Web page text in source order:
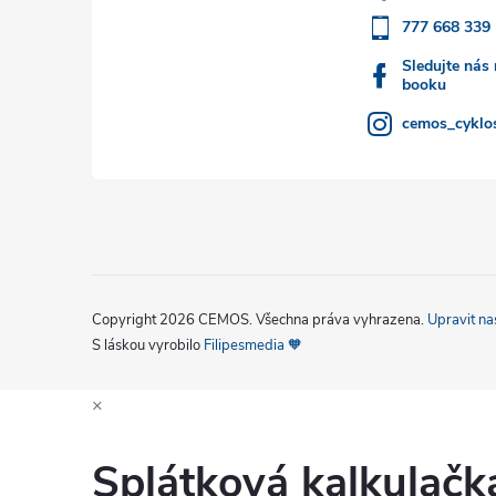
777 668 339
Sledujte nás
booku
Copyright 2026 CEMOS. Všechna práva vyhrazena. Upravit
S láskou vyrobilo Filipesmedia 🧡
×
Splátková